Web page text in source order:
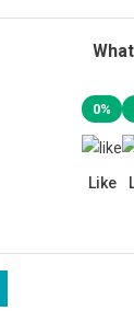
0%
Like